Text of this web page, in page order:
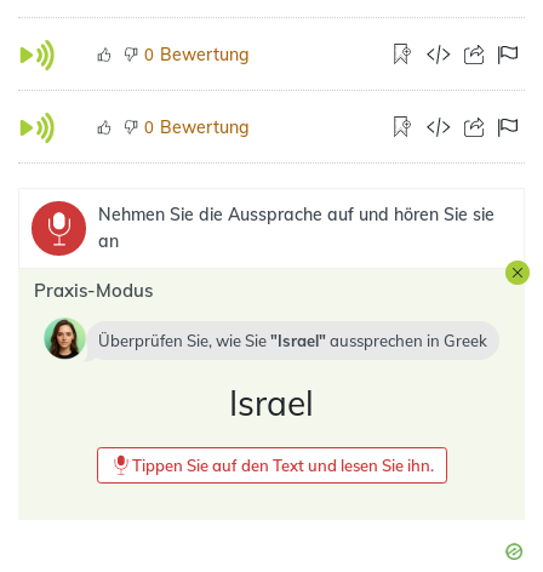
0 Bewertung
0 Bewertung
Nehmen Sie die Aussprache auf und hören Sie sie
an
Praxis-Modus
Überprüfen Sie, wie Sie Israel aussprechen in Greek
Israel
Tippen Sie auf den Text und lesen Sie ihn.